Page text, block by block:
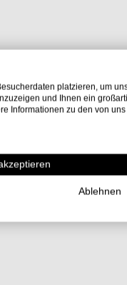
platzieren, um
und Ihnen ein
Informationen zu den von
Ablehnen